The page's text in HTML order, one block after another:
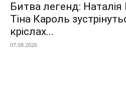
Битва легенд:
Тіна Кароль
кріслах...
07.08.2026